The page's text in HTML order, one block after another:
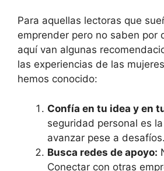
Para aquellas lectoras que
emprender pero no saben por
aquí van algunas
las experiencias de las
hemos conocido:
Confía en tu idea y en
seguridad personal es
avanzar pese a desafíos.
Busca redes de apoyo:
Conectar con otras